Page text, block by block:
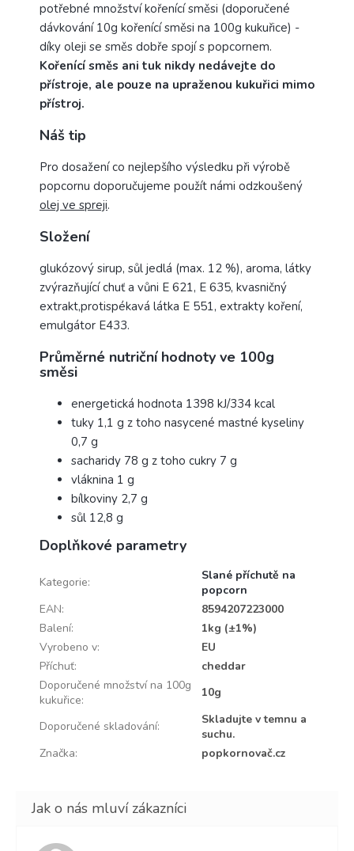
potřebné množství kořenící směsi (doporučené
dávkování 10g kořenící směsi na 100g kukuřice) -
díky oleji se směs dobře spojí s popcornem.
Kořenící směs ani tuk nikdy nedávejte do
přístroje, ale pouze na upraženou kukuřici mimo
přístroj.
Náš tip
Pro dosažení co nejlepšího výsledku při výrobě
popcornu doporučujeme použít námi odzkoušený
olej ve spreji.
Složení
glukózový sirup, sůl jedlá (max. 12 %), aroma, látky
zvýrazňující chuť a vůni E 621, E 635, kvasničný
extrakt,protispékavá látka E 551, extrakty koření,
emulgátor Е433.
Průměrné nutriční hodnoty ve 100g
směsi
energetická hodnota 1398 kJ/334 kcal
tuky 1,1 g z toho nasycené mastné kyseliny
0,7 g
sacharidy 78 g z toho cukry 7 g
vláknina 1 g
bílkoviny 2,7 g
sůl 12,8 g
Doplňkové parametry
Kategorie:
Slané příchutě na
popcorn
EAN:
8594207223000
Balení:
1kg (±1%)
Vyrobeno v:
EU
Příchuť:
cheddar
Doporučené množství na 100g
kukuřice:
10g
Doporučené skladování:
Skladujte v temnu a
suchu.
Značka: popkornovač.cz